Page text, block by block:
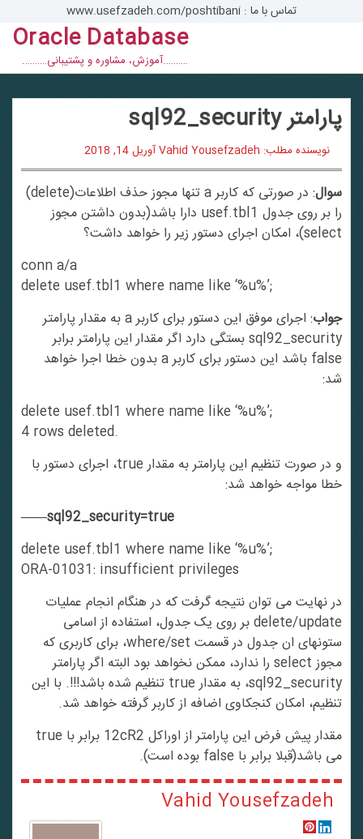
تماس با ما : www.usefzadeh.com/poshtibani
Oracle Database
……….آموزش، مشاوره و پشتیبانی……….
پارامتر sql92_security
نویسنده مطلب: Vahid Yousefzadeh آوریل 14, 2018
سوال
: در صورتی که کاربر a تنها مجوز حذف اطلاعات(delete)
را بر روی جدول usef.tbl1 دارا باشد(بدون داشتن مجوز
select)، امکان اجرای دستور زیر را خواهد داشت؟
conn a/a
delete usef.tbl1 where name like ‘%u%’;
جواب
: اجرای موفق این دستور برای کاربر a به مقدار پارامتر
sql92_security بستگی دارد اگر مقدار این پارامتر برابر
false باشد این دستور برای کاربر a بدون خطا اجرا خواهد
delete usef.tbl1 where name like ‘%u%’;
4 rows deleted.
و در صورت تنظیم این پارامتر به مقدار true، اجرای دستور با
خطا مواجه خواهد شد:
——sql92_security=true
delete usef.tbl1 where name like ‘%u%’;
ORA-01031: insufficient privileges
در نهایت می توان نتیجه گرفت که در هنگام انجام عملیات
delete/update بر روی یک جدول، استفاده از اسامی
ستونهای ان جدول در قسمت where/set، برای کاربری که
مجوز select را ندارد، ممکن نخواهد بود البته اگر پارامتر
sql92_security، به مقدار true تنظیم شده باشد!!!. با این
تنظیم، امکان کنجکاوی اضافه از کاربر گرفته خواهد شد.
مقدار پیش فرض این پارامتر از اوراکل 12cR2 برابر با true
می باشد(قبلا برابر با false بوده است).
Vahid Yousefzadeh